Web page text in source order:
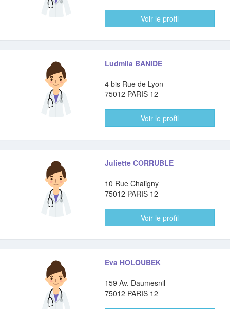
Voir le profil
Ludmila BANIDE
4 bis Rue de Lyon
75012 PARIS 12
Voir le profil
Juliette CORRUBLE
10 Rue Chaligny
75012 PARIS 12
Voir le profil
Eva HOLOUBEK
159 Av. Daumesnil
75012 PARIS 12